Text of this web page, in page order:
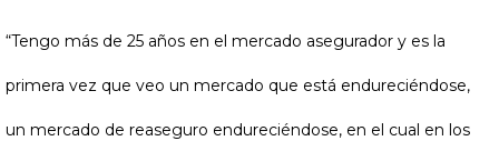
“Tengo más de 25 años en el mercado asegurador y es la
primera vez que veo un mercado que está endureciéndose,
un mercado de reaseguro endureciéndose, en el cual en los